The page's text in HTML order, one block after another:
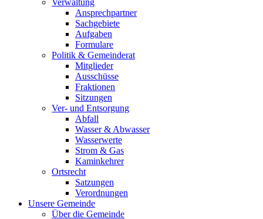
Verwaltung
Ansprechpartner
Sachgebiete
Aufgaben
Formulare
Politik & Gemeinderat
Mitglieder
Ausschüsse
Fraktionen
Sitzungen
Ver- und Entsorgung
Abfall
Wasser & Abwasser
Wasserwerte
Strom & Gas
Kaminkehrer
Ortsrecht
Satzungen
Verordnungen
Unsere Gemeinde
Über die Gemeinde